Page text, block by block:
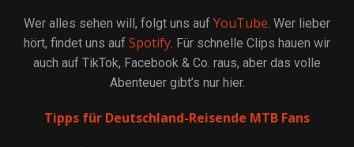
Wer alles sehen will, folgt uns auf YouTube. Wer lieber
hört, findet uns auf Spotify. Für schnelle Clips hauen wir
auch auf TikTok, Facebook & Co. raus, aber das volle
Abenteuer gibt’s nur hier.
Tipps für Deutschland-Reisende MTB Fans